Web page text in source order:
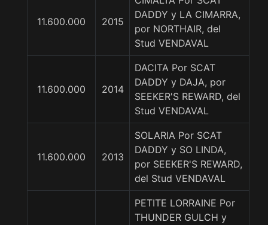
11.600.000 2015
DADDY y LA CIMARRA,
por NORTHAIR, del
Stud VENDAVAL
11.600.000 2014
DACITA Por SCAT
DADDY y DAJA, por
SEEKER'S REWARD, del
Stud VENDAVAL
11.600.000 2013
SOLARIA Por SCAT
DADDY y SO LINDA,
por SEEKER'S REWARD,
del Stud VENDAVAL
PETITE LORRAINE Por
THUNDER GULCH y